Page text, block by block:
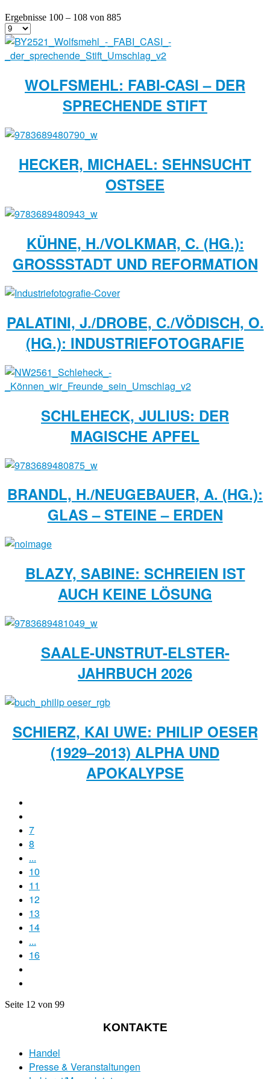
Ergebnisse 100 – 108 von 885
WOLFSMEHL: FABI-CASI – DER
SPRECHENDE STIFT
HECKER, MICHAEL: SEHNSUCHT
OSTSEE
KÜHNE, H./VOLKMAR, C. (HG.):
GROSSSTADT UND REFORMATION
PALATINI, J./DROBE, C./VÖDISCH, O.
(HG.): INDUSTRIEFOTOGRAFIE
SCHLEHECK, JULIUS: DER
MAGISCHE APFEL
BRANDL, H./NEUGEBAUER, A. (HG.):
GLAS – STEINE – ERDEN
BLAZY, SABINE: SCHREIEN IST
AUCH KEINE LÖSUNG
SAALE-UNSTRUT-ELSTER-
JAHRBUCH 2026
SCHIERZ, KAI UWE: PHILIP OESER
(1929–2013) ALPHA UND
APOKALYPSE
7
8
...
10
11
12
13
14
...
16
Seite 12 von 99
KONTAKTE
Handel
Presse & Veranstaltungen